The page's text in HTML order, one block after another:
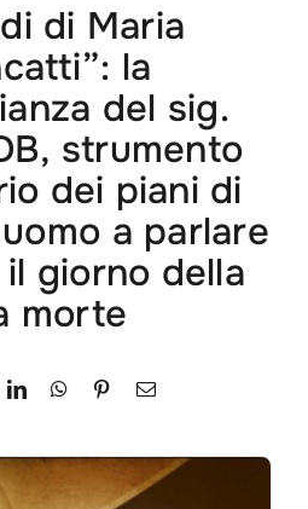
di Maria
la
del sig.
strumento
dei piani di
a parlare
giorno della
morte